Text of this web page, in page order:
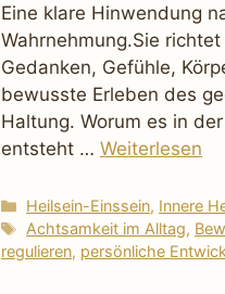
Eine klare Hinwendung
Wahrnehmung.Sie
Gedanken, Gefühle,
bewusste Erleben des
Haltung. Worum es in
entsteht … Weiterlesen
Kategorien
Heilsein-Einssein, Innere
Schlagwörter
Achtsamkeit im Alltag,
regulieren, persönliche